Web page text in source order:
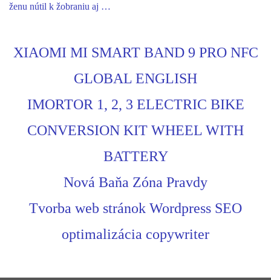
ženu nútil k žobraniu aj …
XIAOMI MI SMART BAND 9 PRO NFC
GLOBAL ENGLISH
IMORTOR 1, 2, 3 ELECTRIC BIKE
CONVERSION KIT WHEEL WITH
BATTERY
Nová Baňa Zóna Pravdy
Tvorba web stránok Wordpress SEO
optimalizácia copywriter